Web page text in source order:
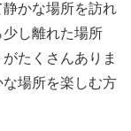
かな場所を訪れ
し離れた場所
たくさんありま
場所を楽しむ方